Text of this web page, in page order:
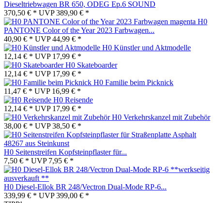
Dieseltriebwagen BR 650, ODEG Ep.6 SOUND
370,50 € * UVP389,90 € *
H0
PANTONE Color of the Year 2023 Farbwagen...
40,90 € * UVP44,99 € *
H0 Künstler und Aktmodelle
12,14 € * UVP 17,99 € *
H0 Skateboarder
12,14 € * UVP 17,99 € *
H0 Familie beim Picknick
11,47 € * UVP 16,99 € *
H0 Reisende
12,14 € * UVP 17,99 € *
H0 Verkehrskanzel mit Zubehör
38,00 € * UVP38,50 € *
H0 Seitenstreifen Kopfsteinpflaster für...
7,50 € * UVP 7,95 € *
H0 Diesel-Ellok BR 248/Vectron Dual-Mode RP-6...
339,99 € * UVP399,00 € *